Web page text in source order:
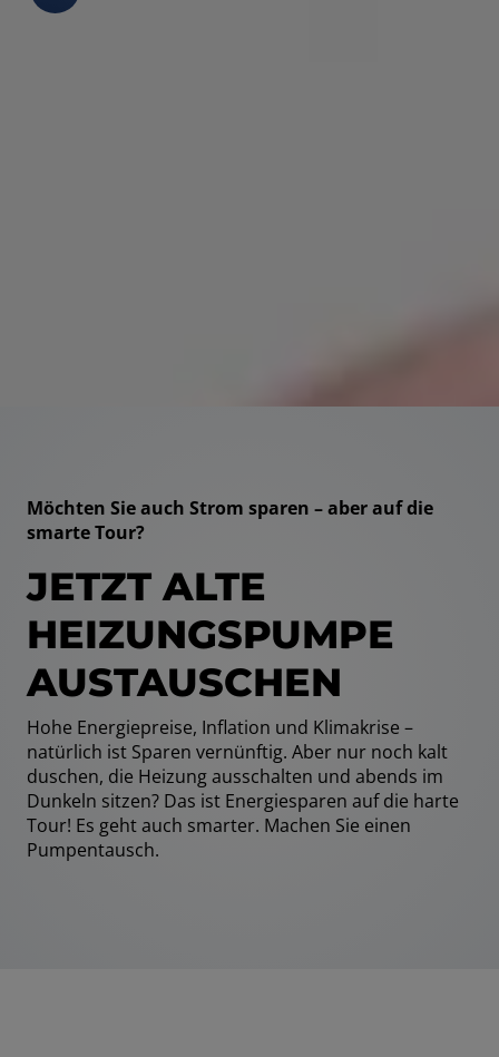
Möchten Sie auch Strom sparen – aber auf die
smarte Tour?
JETZT ALTE
HEIZUNGSPUMPE
AUSTAUSCHEN
Hohe Energiepreise, Inflation und Klimakrise –
natürlich ist Sparen vernünftig. Aber nur noch kalt
duschen, die Heizung ausschalten und abends im
Dunkeln sitzen? Das ist Energiesparen auf die harte
Tour! Es geht auch smarter. Machen Sie einen
Pumpentausch.